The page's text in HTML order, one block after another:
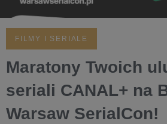
FILMY I SERIALE
Maratony Twoich
seriali CANAL+ na
Warsaw SerialCon!